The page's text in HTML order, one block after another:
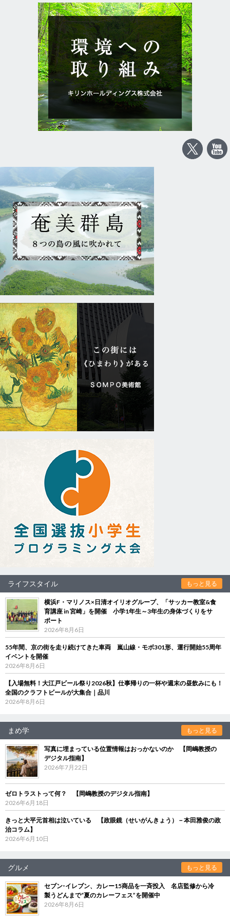
ライフスタイル もっと見る
横浜F・マリノス×日清オイリオグループ、「サッカー教室&食
育講座 in 宮崎」を開催 小学1年生～3年生の身体づくりをサ
ポート
2026年8月6日
55年間、京の街を走り続けてきた車両 嵐山線・モボ301形、運行開始55周年
イベントを開催
2026年8月6日
【入場無料！大江戸ビール祭り2026秋】仕事帰りの一杯や週末の昼飲みにも！
全国のクラフトビールが大集合｜品川
2026年8月6日
まめ学 もっと見る
写真に埋まっている位置情報はおっかないのか 【岡嶋教授の
デジタル指南】
2026年7月22日
ゼロトラストって何？ 【岡嶋教授のデジタル指南】
2026年6月18日
きっと大平元首相は泣いている 【政眼鏡（せいがんきょう）－本田雅俊の政
治コラム】
2026年6月10日
グルメ もっと見る
セブン‐イレブン、カレー15商品を一斉投入 名店監修から冷
製うどんまで“夏のカレーフェス”を開催中
2026年8月6日